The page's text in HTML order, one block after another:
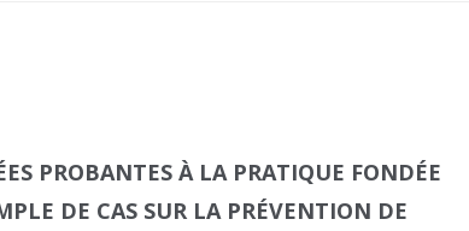
PROBANTES À LA PRATIQUE FONDÉE
DE CAS SUR LA PRÉVENTION DE